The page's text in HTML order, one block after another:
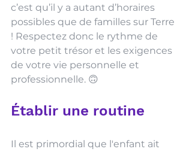
c’est qu’il y a autant d’horaires
possibles que de familles sur Terre
! Respectez donc le rythme de
votre petit trésor et les exigences
de votre vie personnelle et
professionnelle. 🙃
Établir une routine
Il est primordial que l'enfant ait